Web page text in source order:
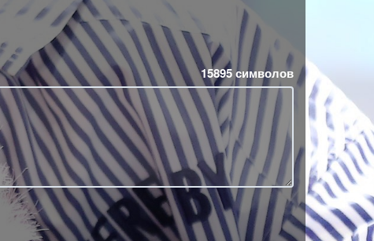
15895символов